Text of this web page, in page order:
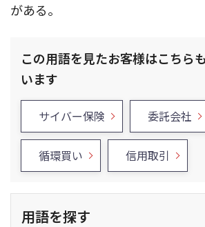
がある。
この用語を見たお客様はこちら
います
サイバー保険 委託会社
循環買い 信用取引
用語を探す